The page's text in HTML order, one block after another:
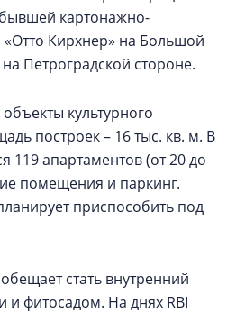
картонажно-
Кирхнер» на Большой
Петроградской стороне.
культурного
построек – 16 тыс. кв. м. В
119 апартаментов (от 20 до
помещения и паркинг.
приспособить под
стать внутренний
и фитосадом. На днях RBI